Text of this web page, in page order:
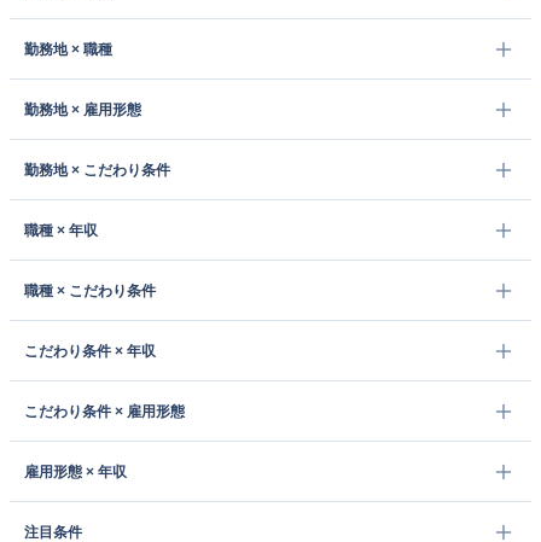
勤務地 × 職種
勤務地 × 雇用形態
勤務地 × こだわり条件
職種 × 年収
職種 × こだわり条件
こだわり条件 × 年収
こだわり条件 × 雇用形態
雇用形態 × 年収
注目条件